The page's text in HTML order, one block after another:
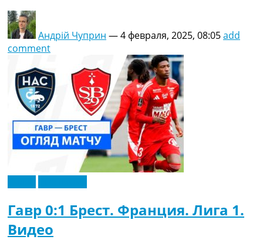
Андрій Чуприн —4 февраля, 2025, 08:05add
comment
Гавр 0:1 Брест. Франция. Лига 1.
Видео